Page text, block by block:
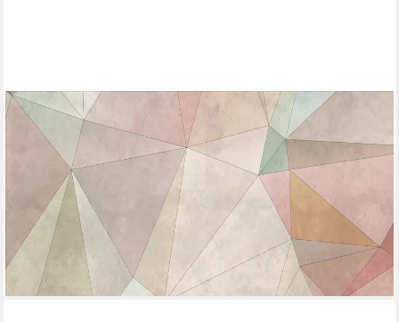
LIVING WALLS
Fototapete The Wall, glatt, grafisch, Motiv, geometrisch,
Fototapete Modern Tapete Geometrisch Tapeten modern Design
Wandtapete
ab 50,05 € UVP
(4,70 €/ 1 qm)
-49%
lieferbar - in 4-5 Werktagen bei dir